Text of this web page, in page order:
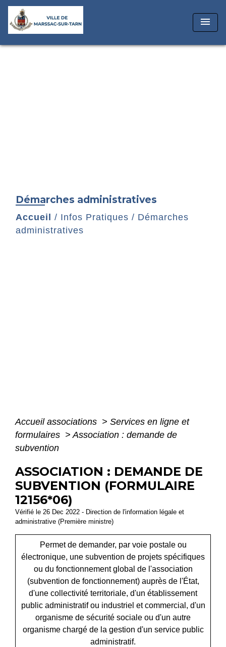
menu
Démarches administratives
Accueil / Infos Pratiques / Démarches
administratives
Accueil associations > Services en ligne et
formulaires > Association : demande de
subvention
ASSOCIATION : DEMANDE DE
SUBVENTION (FORMULAIRE
12156*06)
Vérifié le 26 Dec 2022 - Direction de l'information légale et
administrative (Première ministre)
Permet de demander, par voie postale ou
électronique, une subvention de projets spécifiques
ou du fonctionnement global de l'association
(subvention de fonctionnement) auprès de l'État,
d'une collectivité territoriale, d'un établissement
public administratif ou industriel et commercial, d'un
organisme de sécurité sociale ou d'un autre
organisme chargé de la gestion d'un service public
administratif.